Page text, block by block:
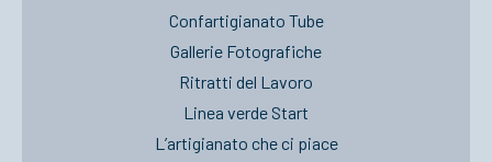
Confartigianato Tube
Gallerie Fotografiche
Ritratti del Lavoro
Linea verde Start
L’artigianato che ci piace